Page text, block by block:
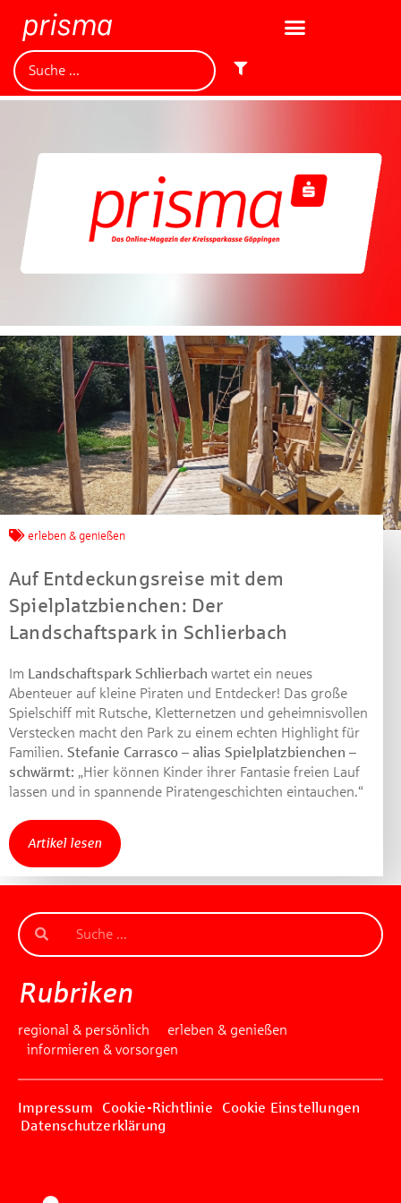
erleben & genießen
Auf Entdeckungsreise mit dem
Spielplatzbienchen: Der
Landschaftspark in Schlierbach
Im Landschaftspark Schlierbach wartet ein neues
Abenteuer auf kleine Piraten und Entdecker! Das große
Spielschiff mit Rutsche, Kletternetzen und geheimnisvollen
Verstecken macht den Park zu einem echten Highlight für
Familien. Stefanie Carrasco – alias Spielplatzbienchen –
schwärmt: „Hier können Kinder ihrer Fantasie freien Lauf
lassen und in spannende Piratengeschichten eintauchen.“
Artikel lesen
Rubriken
regional & persönlich
erleben & genießen
informieren & vorsorgen
Impressum Cookie-Richtlinie
Cookie Einstellungen
Datenschutzerklärung
Jetzt mitmachen und
Machen Sie mit bei unserem Gewinnspiel! Bis 31.
Dezember 2021 verlosen wir 10 Gutscheine des
Treffpunkt Gold der Kreissparkasse Göppingen im Wert
Beantworten Sie einfach folgende Frage:
Welches Jubiläum feiert die Kreissparkasse
Göppingen in diesem Jahr?
Gewinnspiel geschlossen